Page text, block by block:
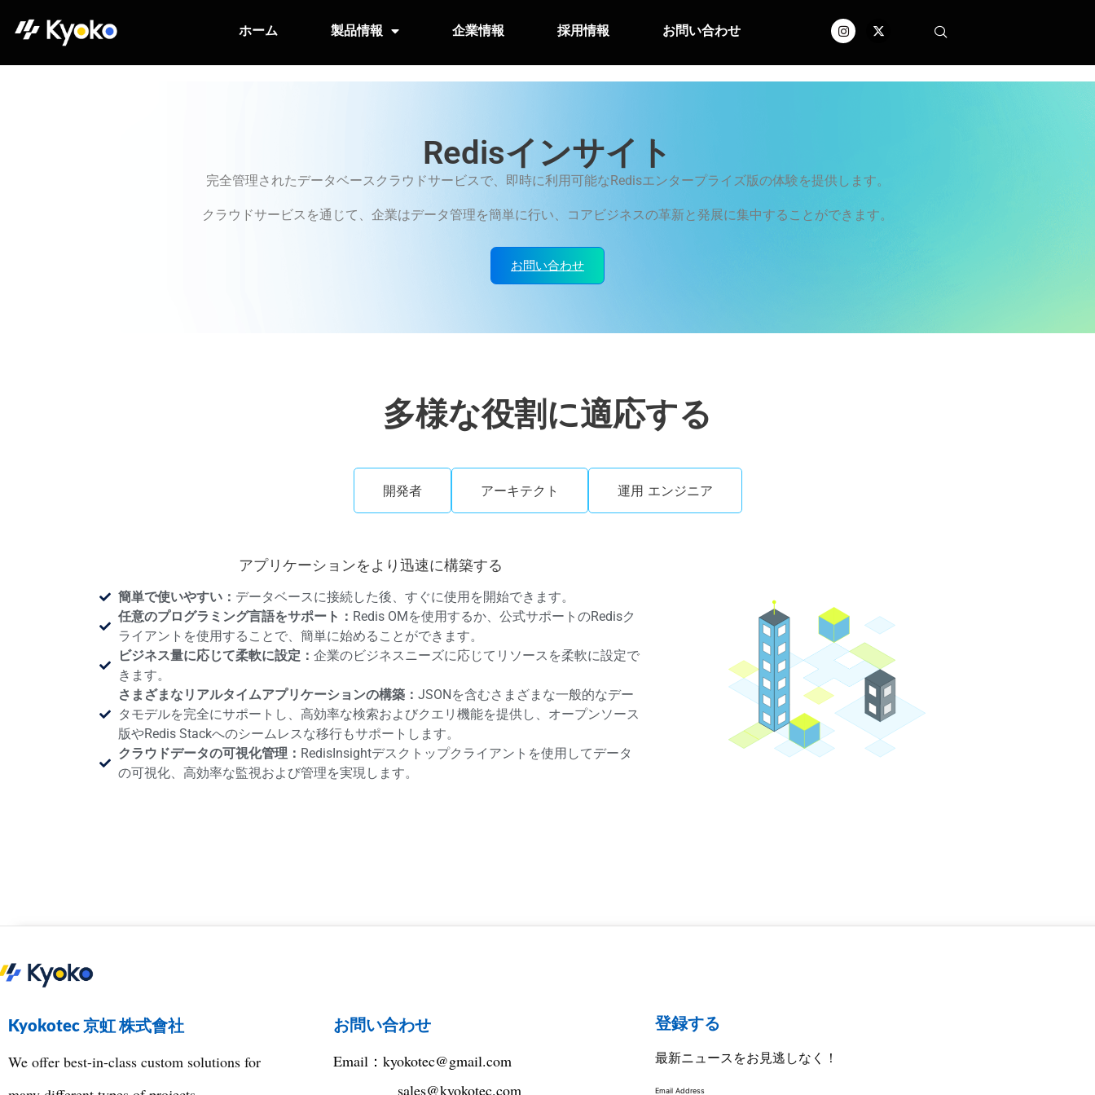
ホーム 製品情報 企業情報 採用情報 お問い合わせ
Redisインサイト
完全管理されたデータベースクラウドサービスで、即時に利用可能なRedisエンタープライズ版の体験を提供します。
クラウドサービスを通じて、企業はデータ管理を簡単に行い、コアビジネスの革新と発展に集中することができます。
お問い合わせ
多様な役割に適応する
開発者 アーキテクト 運用 エンジニア
アプリケーションをより迅速に構築する
簡単で使いやすい： データベースに接続した後、すぐに使用を開始できます。
任意のプログラミング言語をサポート： Redis OMを使用するか、公式サポートのRedisク
ライアントを使用することで、簡単に始めることができます。
ビジネス量に応じて柔軟に設定： 企業のビジネスニーズに応じてリソースを柔軟に設定で
きます。
さまざまなリアルタイムアプリケーションの構築： JSONを含むさまざまな一般的なデー
タモデルを完全にサポートし、高効率な検索およびクエリ機能を提供し、オープンソース
版やRedis Stackへのシームレスな移行もサポートします。
クラウドデータの可視化管理： RedisInsightデスクトップクライアントを使用してデータ
の可視化、高効率な監視および管理を実現します。
Kyokotec 京虹 株式會社
We offer best-in-class custom solutions for
お問い合わせ
Email： kyokotec@gmail.com
sales@kyokotec.com
登録する
最新ニュースをお見逃しなく！
Email Address